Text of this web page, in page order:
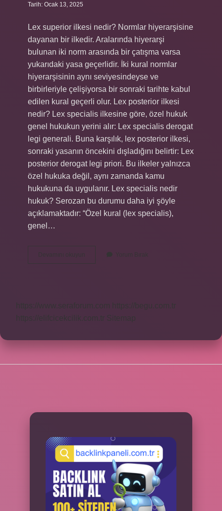
Tarih: Ocak 13, 2025
Lex superior ilkesi nedir? Normlar hiyerarşisine
dayanan bir ilkedir. Aralarında hiyerarşi
bulunan iki norm arasında bir çatışma varsa
yukarıdaki yasa geçerlidir. İki kural normlar
hiyerarşisinin aynı seviyesindeyse ve
birbirleriyle çelişiyorsa bir sonraki tarihte kabul
edilen kural geçerli olur. Lex posterior ilkesi
nedir? Lex specialis ilkesine göre, özel hukuk
genel hukukun yerini alır: Lex specialis derogat
legi generali. Buna karşılık, lex posterior ilkesi,
sonraki yasanın öncekini dışladığını belirtir: Lex
posterior derogat legi priori. Bu ilkeler yalnızca
özel hukuka değil, aynı zamanda kamu
hukukuna da uygulanır. Lex specialis nedir
hukuk? Serozan bu durumu daha iyi şöyle
açıklamaktadır: “Özel kural (lex specialis),
genel…
Devamını okuyun
Superior
Yorum Bırak
https://www.seraforum.com
https://begu.com.tr
https://elifcicekcilik.com.tr
Sitemap